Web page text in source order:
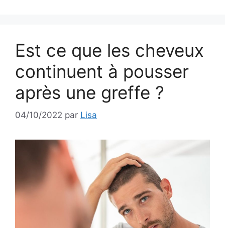
Est ce que les cheveux
continuent à pousser
après une greffe ?
04/10/2022 par Lisa